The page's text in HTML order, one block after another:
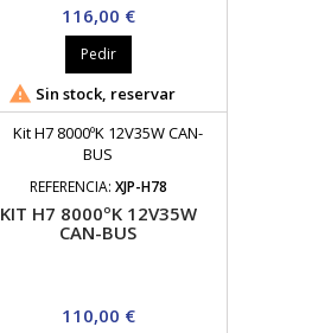
Precio
116,00 €
Pedir
 Sin stock, reservar
REFERENCIA: XJP-H78
KIT H7 8000ºK 12V35W
CAN-BUS
Precio
110,00 €